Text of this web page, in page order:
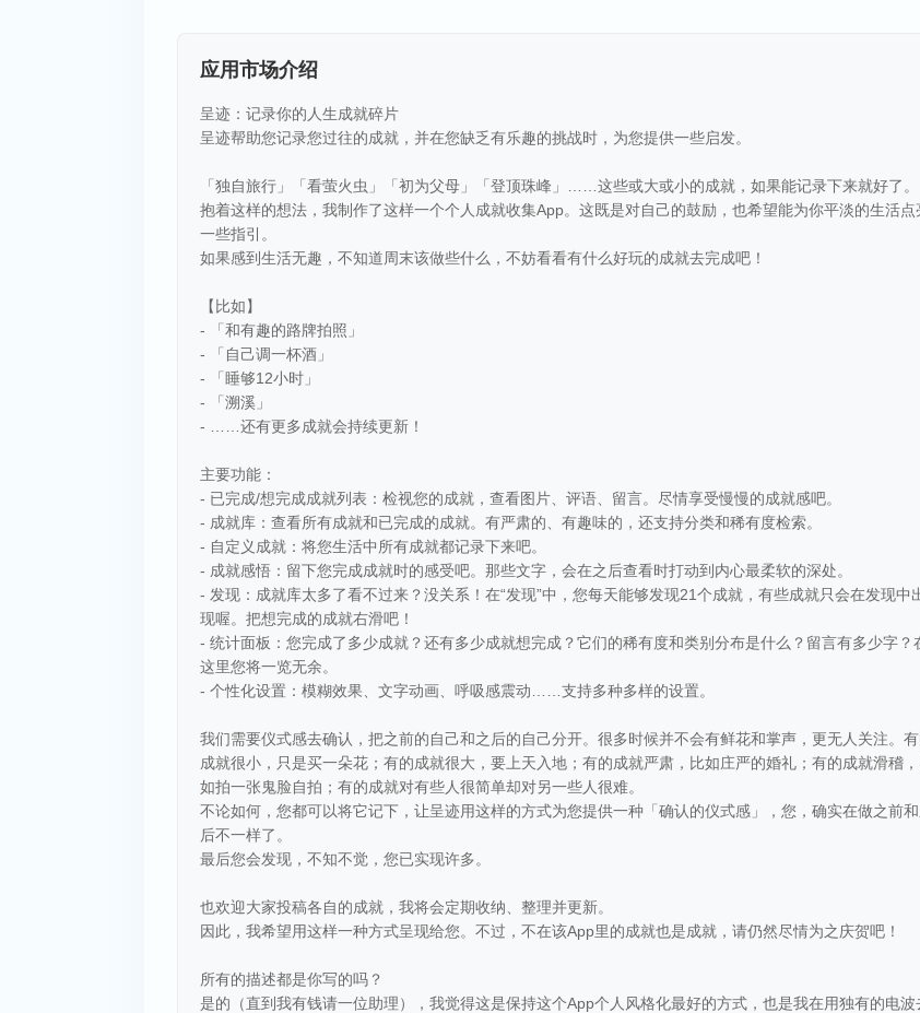
应用市场介绍
呈迹：记录你的人生成就碎片
呈迹帮助您记录您过往的成就，并在您缺乏有乐趣的挑战时，为您提供一些启发。
「独自旅行」「看萤火虫」「初为父母」「登顶珠峰」……这些或大或小的成就，如果能记录下来就好了。
抱着这样的想法，我制作了这样一个个人成就收集App。这既是对自己的鼓励，也希望能为你平淡的生活点
一些指引。
如果感到生活无趣，不知道周末该做些什么，不妨看看有什么好玩的成就去完成吧！
【比如】
- 「和有趣的路牌拍照」
- 「自己调一杯酒」
- 「睡够12小时」
- 「溯溪」
- ……还有更多成就会持续更新！
主要功能：
- 已完成/想完成成就列表：检视您的成就，查看图片、评语、留言。尽情享受慢慢的成就感吧。
- 成就库：查看所有成就和已完成的成就。有严肃的、有趣味的，还支持分类和稀有度检索。
- 自定义成就：将您生活中所有成就都记录下来吧。
- 成就感悟：留下您完成成就时的感受吧。那些文字，会在之后查看时打动到内心最柔软的深处。
- 发现：成就库太多了看不过来？没关系！在“发现”中，您每天能够发现21个成就，有些成就只会在发现中
现喔。把想完成的成就右滑吧！
- 统计面板：您完成了多少成就？还有多少成就想完成？它们的稀有度和类别分布是什么？留言有多少字？
这里您将一览无余。
- 个性化设置：模糊效果、文字动画、呼吸感震动……支持多种多样的设置。
我们需要仪式感去确认，把之前的自己和之后的自己分开。很多时候并不会有鲜花和掌声，更无人关注。
成就很小，只是买一朵花；有的成就很大，要上天入地；有的成就严肃，比如庄严的婚礼；有的成就滑稽
如拍一张鬼脸自拍；有的成就对有些人很简单却对另一些人很难。
不论如何，您都可以将它记下，让呈迹用这样的方式为您提供一种「确认的仪式感」，您，确实在做之前和
后不一样了。
最后您会发现，不知不觉，您已实现许多。
也欢迎大家投稿各自的成就，我将会定期收纳、整理并更新。
因此，我希望用这样一种方式呈现给您。不过，不在该App里的成就也是成就，请仍然尽情为之庆贺吧！
所有的描述都是你写的吗？
是的（直到我有钱请一位助理），我觉得这是保持这个App个人风格化最好的方式，也是我在用独有的电波